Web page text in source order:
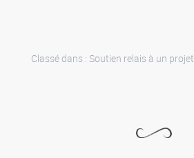
Classé dans : Soutien relais à un projet